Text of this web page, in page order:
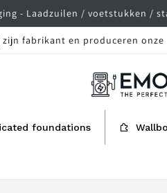
- Laadzuilen / voetstukken /
zijn fabrikant en produceren
foundations